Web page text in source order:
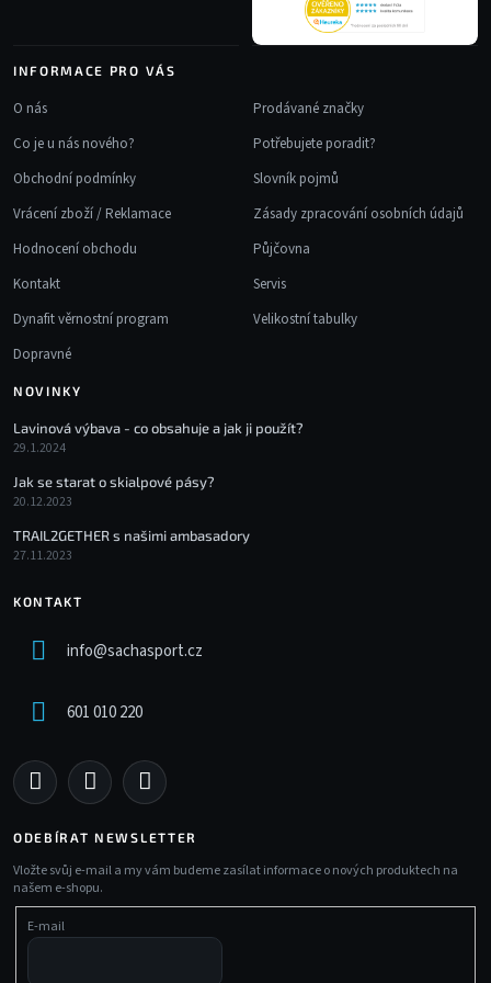
y
p
s
u
INFORMACE PRO VÁS
O nás
Co je u nás nového?
Obchodní podmínky
Vrácení zboží / Reklamace
Hodnocení obchodu
Kontakt
Dynafit věrnostní program
Dopravné
Prodávané značky
Potřebujete poradit?
Slovník pojmů
Zásady zpracování osobních údajů
Půjčovna
Servis
Velikostní tabulky
NOVINKY
Lavinová výbava - co obsahuje a jak ji použít?
29.1.2024
Jak se starat o skialpové pásy?
20.12.2023
TRAIL2GETHER s našimi ambasadory
27.11.2023
KONTAKT
info@sachasport.cz
601 010 220
ODEBÍRAT NEWSLETTER
Vložte svůj e-mail a my vám budeme zasílat informace o nových produktech na
našem e-shopu.
E-mail